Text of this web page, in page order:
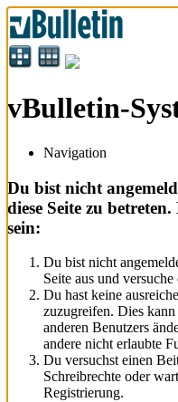
vBulletin-
Navigation
Du bist nicht
diese Seite zu
sein:
Du bist nicht
Seite aus und versuche
Du hast keine
zuzugreifen. Dies
anderen Benutzers
andere nicht erlaubte
Du versuchst einen
Schreibrechte oder
Registrierung.